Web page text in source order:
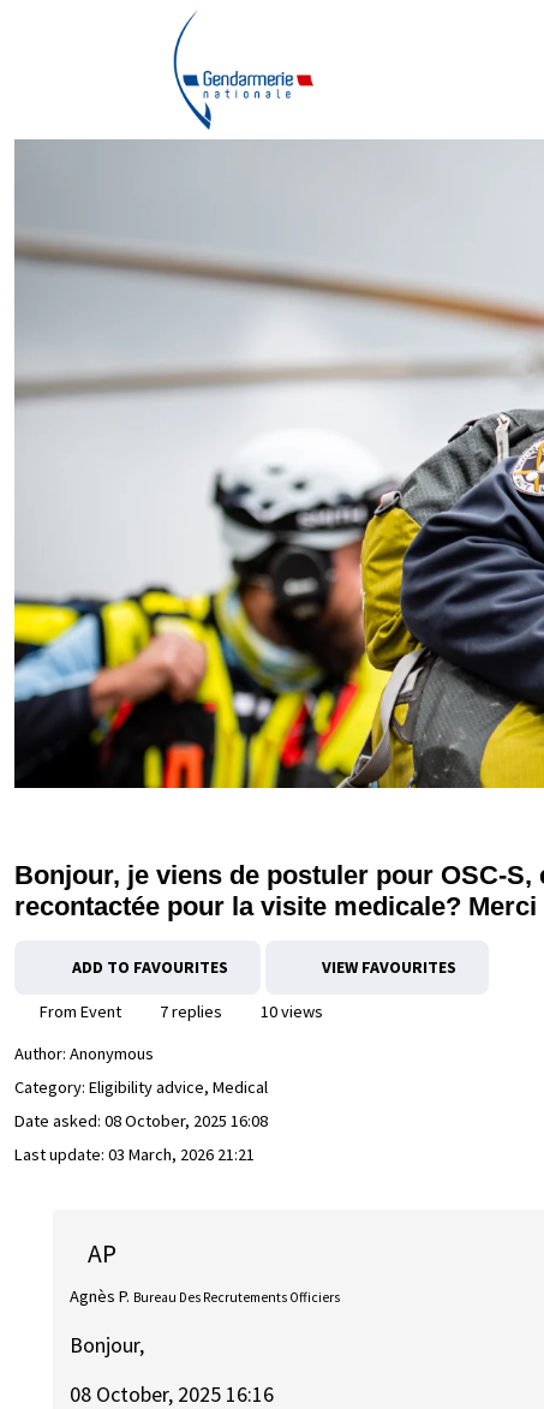
Bonjour, je viens de postuler pour OSC-
recontactée pour la visite medicale? Merci
ADD TO FAVOURITES VIEW FAVOURITES
From Event 7 replies
10 views
Author: Anonymous
Category: Eligibility advice, Medical
Date asked: 08 October, 2025 16:08
Last update: 03 March, 2026 21:21
AP
Agnès P. Bureau Des Recrutements Officiers
Bonjour,
08 October, 2025 16:16